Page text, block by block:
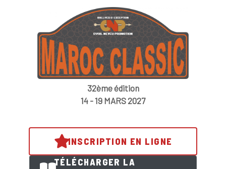
32ème édition
14 - 19 MARS 2027
INSCRIPTION EN LIGNE
TÉLÉCHARGER LA